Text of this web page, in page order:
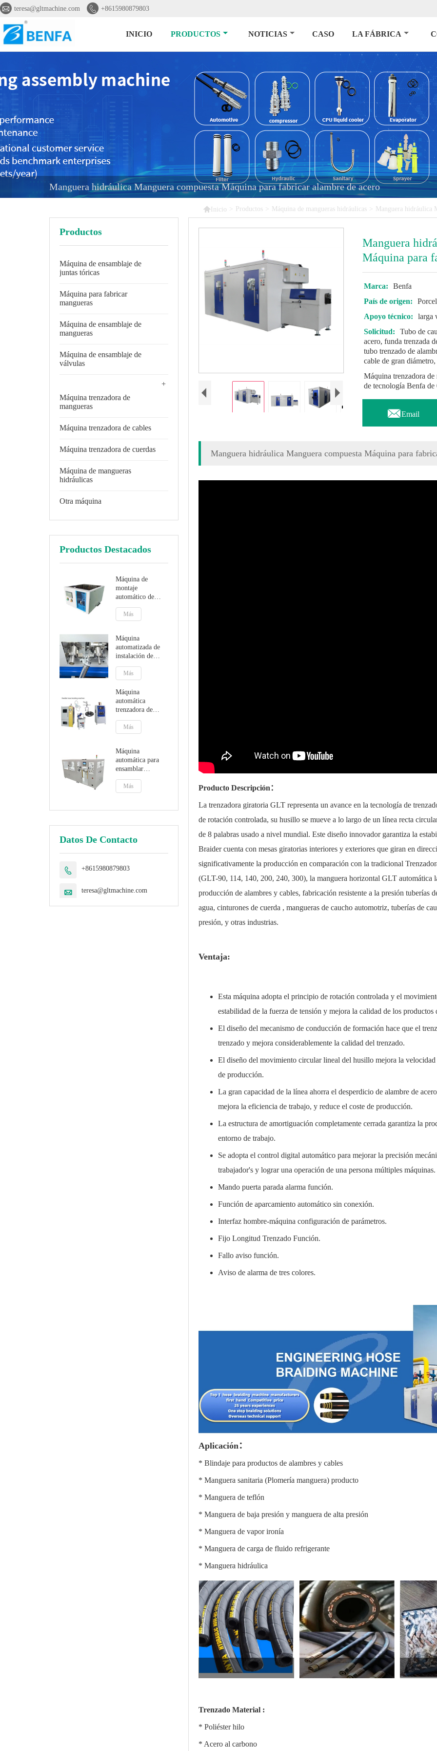
 teresa@gltmachine.com  +8615980879803
INICIO PRODUCTOS NOTICIAS CASO LA FÁBRICA
Manguera hidráulica Manguera compuesta Máquina para fabricar alambre de acero
 Inicio > Productos > Máquina de mangueras hidráulicas > Manguera hidráulica
Productos
Máquina de ensamblaje de
juntas tóricas
Máquina para fabricar
mangueras
Máquina de ensamblaje de
mangueras
Máquina de ensamblaje de
válvulas
+
Máquina trenzadora de
mangueras
Máquina trenzadora de cables
Máquina trenzadora de cuerdas
Máquina de mangueras
hidráulicas
Otra máquina
Productos Destacados
Máquina de
montaje
automático de
anillos de sellado,
máquina de
instalación de
Más
Máquina
automatizada de
instalación de
externas
Más
Máquina
automática
trenzadora de
mangueras
sanitarias flexibles
Más
Máquina
automática para
ensamblar
mangueras de agua
para jardín,
máquina
mangueras,
Más
Datos De Contacto
 +8615980879803
 teresa@gltmachine.com
Manguera
Máquina para
Marca:
Benfa
País de origen:
Apoyo técnico:
larga
Solicitud:
Tubo de
acero, funda trenzada
tubo trenzado de
cable de gran
Máquina trenzadora
de tecnología Benfa de
Email
Manguera hidráulica Manguera compuesta Máquina para
Producto Descripción：
La trenzadora giratoria GLT representa un avance en la tecnología de
de rotación controlada, su husillo se mueve a lo largo de un línea recta
de 8 palabras usado a nivel mundial. Este diseño innovador garantiza la
Braider cuenta con mesas giratorias interiores y exteriores que giran en
significativamente la producción en comparación con la tradicional
(GLT-90, 114, 140, 200, 240, 300), la manguera horizontal GLT automática
producción de alambres y cables, fabricación resistente a la presión tuberías
agua, cinturones de cuerda , mangueras de caucho automotriz, tuberías de
presión, y otras industrias.
Ventaja:
Esta máquina adopta el principio de rotación controlada y el
estabilidad de la fuerza de tensión y mejora la calidad de los productos
El diseño del mecanismo de conducción de formación hace que el
trenzado y mejora considerablemente la calidad del trenzado.
El diseño del movimiento circular lineal del husillo mejora la
de producción.
La gran capacidad de la línea ahorra el desperdicio de alambre de
mejora la eficiencia de trabajo, y reduce el coste de producción.
La estructura de amortiguación completamente cerrada garantiza la
entorno de trabajo.
Se adopta el control digital automático para mejorar la precisión
trabajador's y lograr una operación de una persona múltiples máquinas.
Mando puerta parada alarma función.
Función de aparcamiento automático sin conexión.
Interfaz hombre-máquina configuración de parámetros.
Fijo Longitud Trenzado Función.
Fallo aviso función.
Aviso de alarma de tres colores.
Aplicación：
* Blindaje para productos de alambres y cables
* Manguera sanitaria (Plomería manguera) producto
* Manguera de teflón
* Manguera de baja presión y manguera de alta presión
* Manguera de vapor ironía
* Manguera de carga de fluido refrigerante
* Manguera hidráulica
Trenzado Material :
* Poliéster hilo
* Acero al carbono